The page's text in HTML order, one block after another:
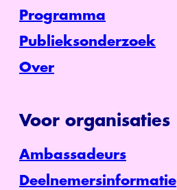
Programma
Publieksonderzoek
Over
Voor organisaties
Ambassadeurs
Deelnemersinformatie